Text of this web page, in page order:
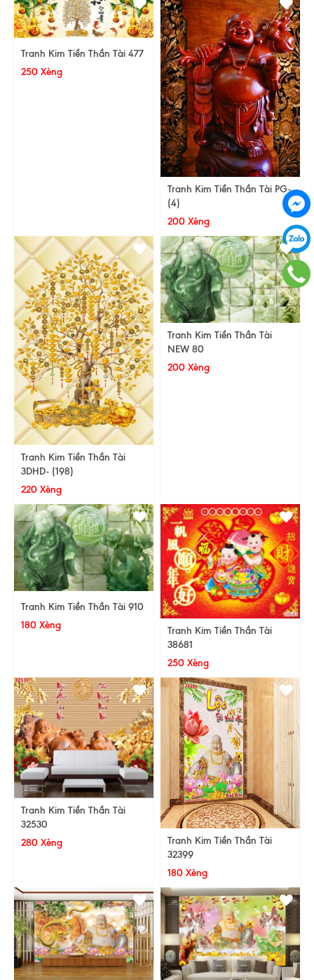
Tranh Kim Tiền Thần Tài 477
250 Xèng
Tranh Kim Tiền Thần Tài PG-
(4)
200 Xèng
Tranh Kim Tiền Thần Tài
3DHD- (198)
220 Xèng
Tranh Kim Tiền Thần Tài
NEW 80
200 Xèng
Tranh Kim Tiền Thần Tài 910
180 Xèng
Tranh Kim Tiền Thần Tài
38681
250 Xèng
Tranh Kim Tiền Thần Tài
32530
280 Xèng
Tranh Kim Tiền Thần Tài
32399
180 Xèng